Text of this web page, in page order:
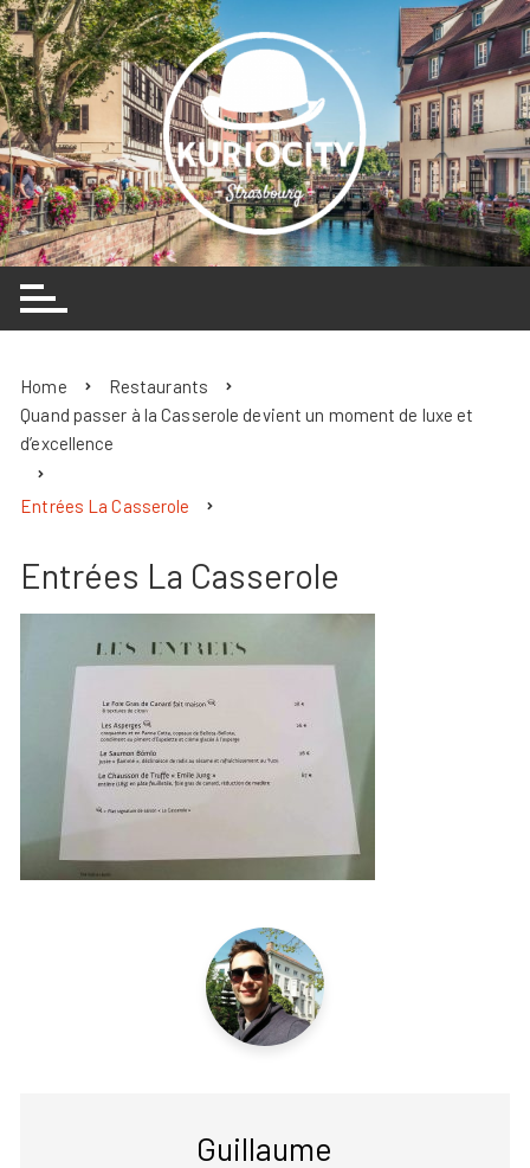
Skip
to
content
Home
Restaurants
Quand passer à la Casserole devient un moment de luxe et
d’excellence
Entrées La Casserole
Entrées La Casserole
Guillaume